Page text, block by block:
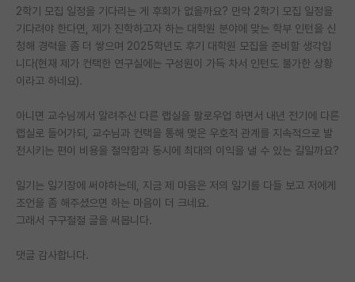
2학기 모집 일정을 기다리는 게 후회가 없을까요? 만약 2학기 모집 일정을
기다려야 한다면, 제가 진학하고자 하는 대학원 분야에 맞는 학부 인턴을 신
청해 경력을 좀 더 쌓으며 2025학년도 후기 대학원 모집을 준비할 생각입
니다(현재 제가 컨택한 연구실에는 구성원이 가득 차서 인턴도 불가한 상황
이라고 하네요).
아니면 교수님께서 알려주신 다른 랩실을 팔로우업 하면서 내년 전기에 다른
랩실로 들어가되, 교수님과 컨택을 통해 맺은 우호적 관계를 지속적으로 발
전시키는 편이 비용을 절약함과 동시에 최대의 이익을 낼 수 있는 길일까요?
일기는 일기장에 써야하는데, 지금 제 마음은 저의 일기를 다들 보고 저에게
조언을 좀 해주셨으면 하는 마음이 더 크네요.
그래서 구구절절 글을 써봅니다.
댓글 감사합니다.